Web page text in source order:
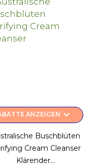
ANZEIGEN keyboard_arrow_down
Buschblüten
Cream Cleanser
Klärender...